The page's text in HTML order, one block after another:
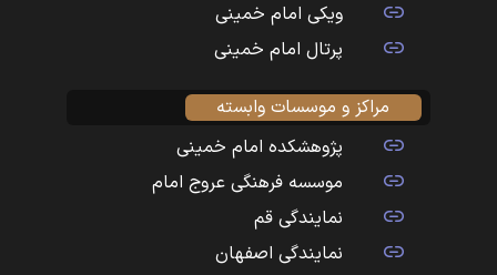
ویکی امام خمینی
پرتال امام خمینی
مراکز و موسسات وابسته
پژوهشکده امام خمینی
موسسه فرهنگی عروج امام
نمایندگی قم
نمایندگی اصفهان